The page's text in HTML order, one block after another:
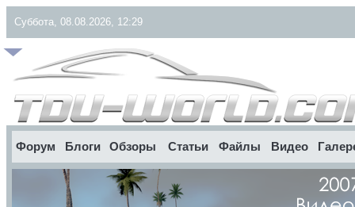
Суббота, 08.08.2026, 12:29
Форум Блоги Обзоры Статьи Файлы Видео